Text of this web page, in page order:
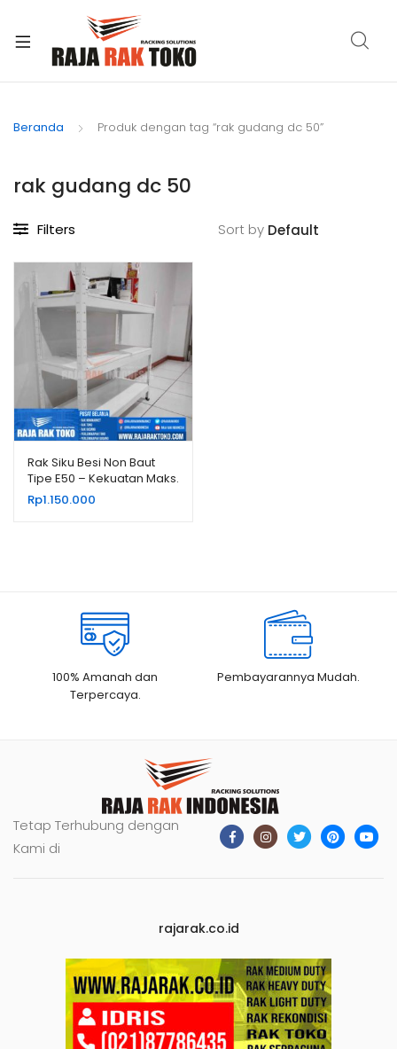
Beranda Produk dengan tag “rak gudang dc 50”
rak gudang dc 50
Filters Sort by
Rak Siku Besi Non Baut
Tipe E50 – Kekuatan Maks.
80 kg/Level
Rp1.150.000
100% Amanah dan
Terpercaya.
Pembayarannya Mudah.
Tetap Terhubung dengan
Kami di
rajarak.co.id